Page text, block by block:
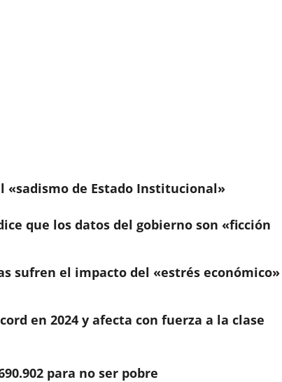
«sadismo de Estado Institucional»
que los datos del gobierno son «ficción
sufren el impacto del «estrés económico»
en 2024 y afecta con fuerza a la clase
para no ser pobre